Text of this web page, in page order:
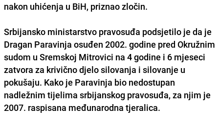
nakon uhićenja u BiH, priznao zločin.
Srbijansko ministarstvo pravosuđa podsjetilo je da je
Dragan Paravinja osuđen 2002. godine pred Okružnim
sudom u Sremskoj Mitrovici na 4 godine i 6 mjeseci
zatvora za krivično djelo silovanja i silovanje u
pokušaju. Kako je Paravinja bio nedostupan
nadležnim tijelima srbijanskog pravosuđa, za njim je
2007. raspisana međunarodna tjeralica.